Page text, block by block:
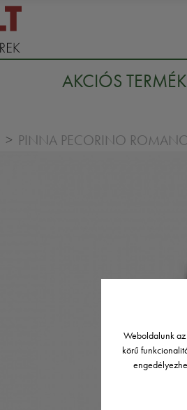
AKCIÓS
PINNA PECORINO
Weboldalunk az
körű